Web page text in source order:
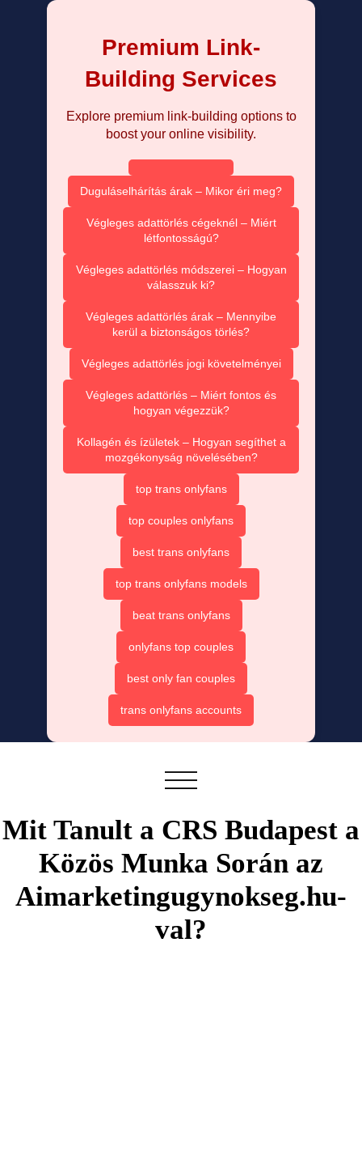
Premium Link-
Building Services
Explore premium link-building options to
boost your online visibility.
Duguláselhárítás árak – Mikor éri meg?
Végleges adattörlés cégeknél – Miért
létfontosságú?
Végleges adattörlés módszerei – Hogyan
válasszuk ki?
Végleges adattörlés árak – Mennyibe
kerül a biztonságos törlés?
Végleges adattörlés jogi követelményei
Végleges adattörlés – Miért fontos és
hogyan végezzük?
Kollagén és ízületek – Hogyan segíthet a
mozgékonyság növelésében?
top trans onlyfans
top couples onlyfans
best trans onlyfans
top trans onlyfans models
beat trans onlyfans
onlyfans top couples
best only fan couples
trans onlyfans accounts
Mit Tanult a CRS Budapest a
Közös Munka Során az
Aimarketingugynokseg.hu-
val?